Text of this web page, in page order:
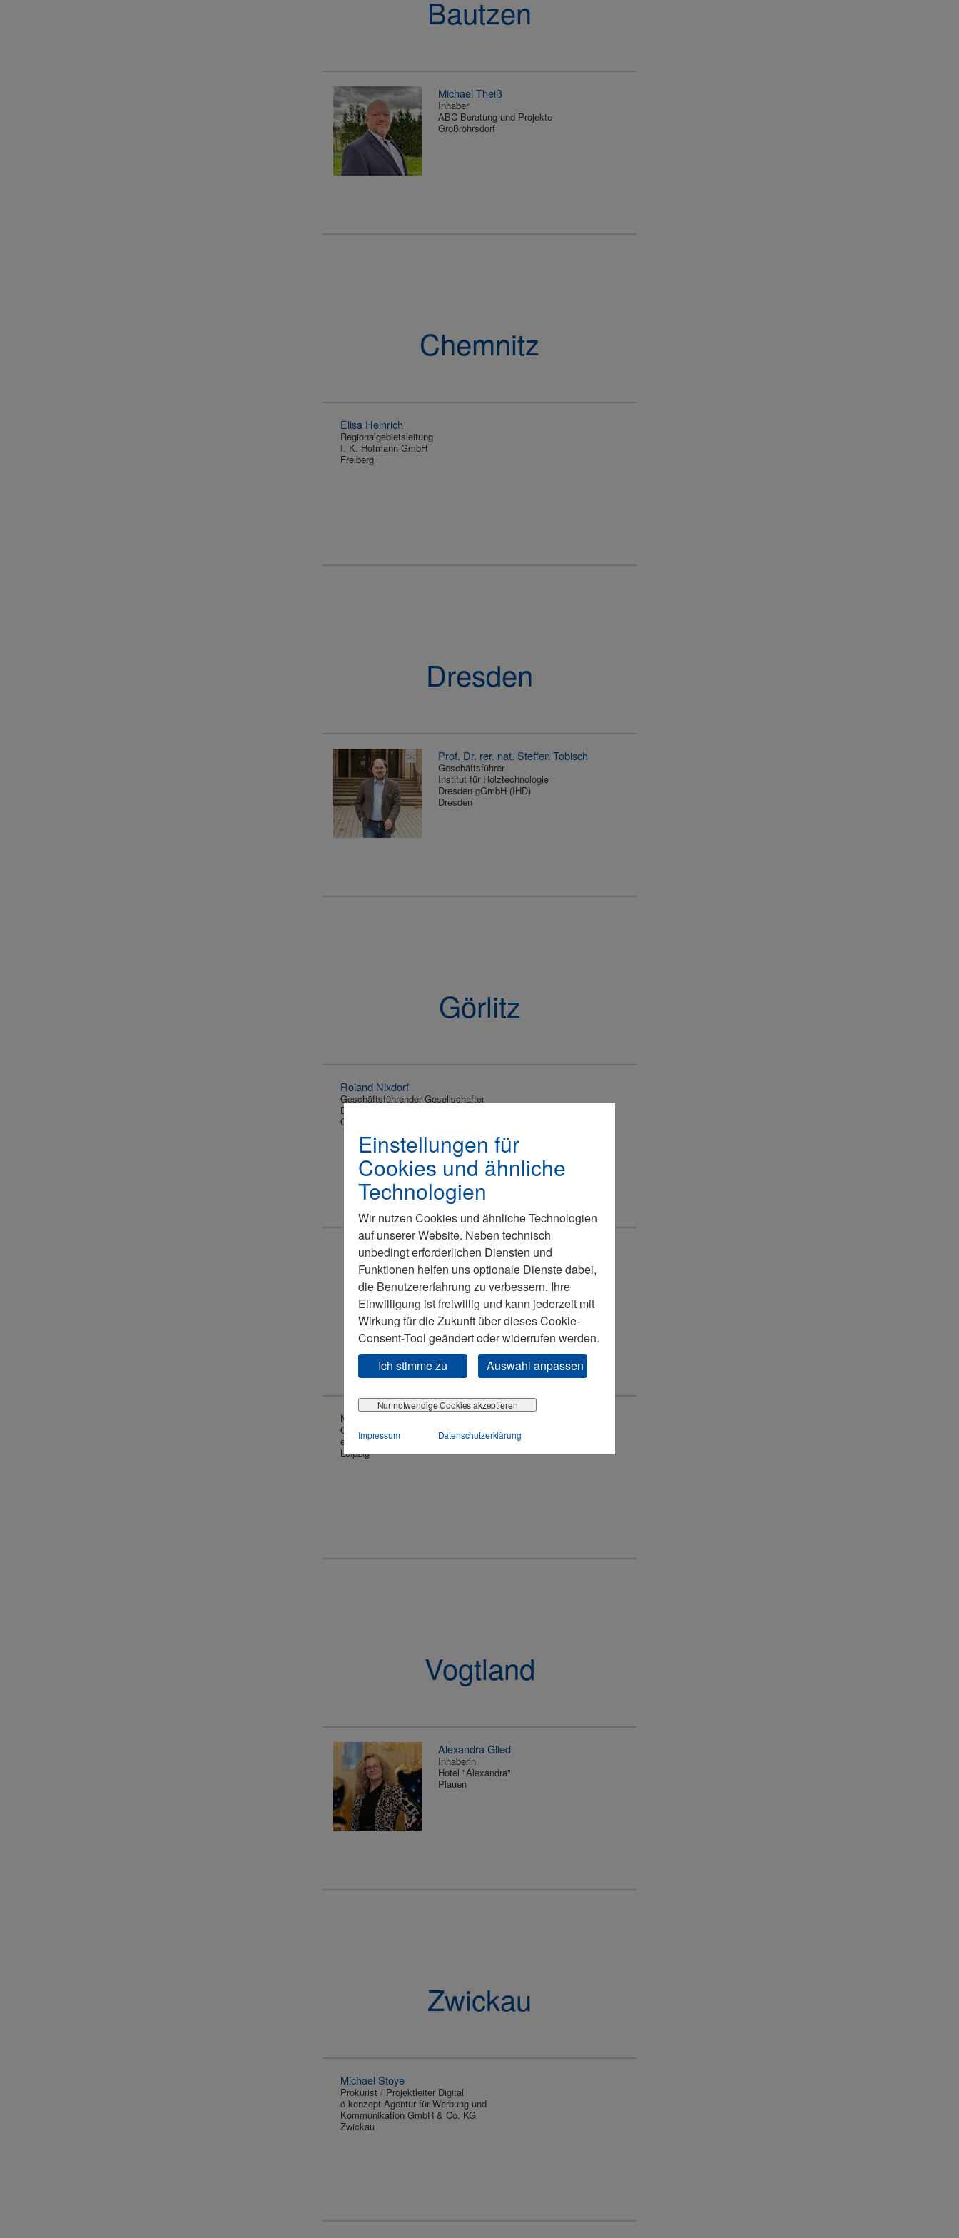
Einstellungen für
Cookies und ähnliche
Technologien
Wir nutzen Cookies und ähnliche Technologien
auf unserer Website. Neben technisch
unbedingt erforderlichen Diensten und
Funktionen helfen uns optionale Dienste dabei,
die Benutzererfahrung zu verbessern. Ihre
Einwilligung ist freiwillig und kann jederzeit mit
Wirkung für die Zukunft über dieses Cookie-
Consent-Tool geändert oder widerrufen werden.
Ich stimme zu
Auswahl anpassen
Nur notwendige Cookies akzeptieren
Impressum Datenschutzerklärung
Bautzen
Michael Theiß
Inhaber
ABC Beratung und Projekte
Großröhrsdorf
Chemnitz
Elisa Heinrich
Regionalgebietsleitung
I. K. Hofmann GmbH
Freiberg
Dresden
Prof. Dr. rer. nat. Steffen Tobisch
Geschäftsführer
Institut für Holztechnologie
Dresden gGmbH (IHD)
Dresden
Görlitz
Roland Nixdorf
Geschäftsführender Gesellschafter
DMD Görlitz GmbH
Görlitz
Leipzig
Marcus Rehwald
Geschäftsführer
eCovery GmbH
Leipzig
Vogtland
Alexandra Glied
Inhaberin
Hotel "Alexandra"
Plauen
Zwickau
Michael Stoye
Prokurist / Projektleiter Digital
ö konzept Agentur für Werbung und
Kommunikation GmbH & Co. KG
Zwickau